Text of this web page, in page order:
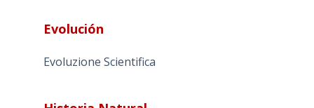
Evolución
Evoluzione Scientifica